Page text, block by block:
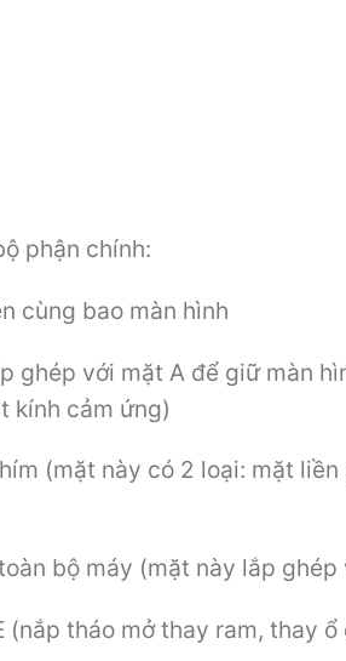
phận chính:
cùng bao màn hình
ghép với mặt A để giữ màn
kính cảm ứng)
(mặt này có 2 loại: mặt
bộ máy (mặt này lắp ghép
(nắp tháo mở thay ram, thay